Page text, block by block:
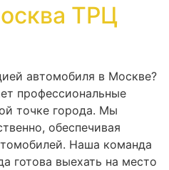
ТРЦ
автомобиля в Москве?
профессиональные
точке города. Мы
обеспечивая
Наша команда
готова выехать на место